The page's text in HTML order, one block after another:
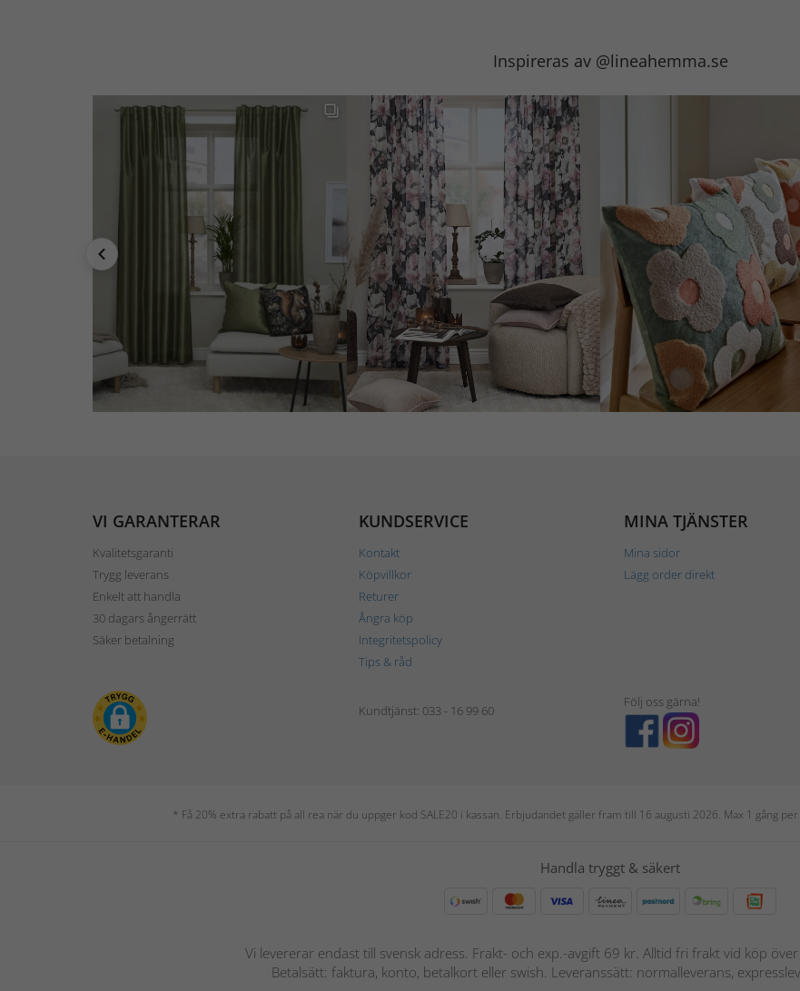
Inspireras av @lineahemma.se
VI GARANTERAR
Kvalitetsgaranti
Trygg leverans
Enkelt att handla
30 dagars ångerrätt
Säker betalning
KUNDSERVICE
Kontakt
Köpvillkor
Returer
Ångra köp
Integritetspolicy
Tips & råd
MINA TJÄNSTER
Mina sidor
Lägg order direkt
Kundtjänst: 033 - 16 99 60
Följ oss gärna!
* Få 20% extra rabatt på all rea när du uppger kod SALE20 i kassan. Erbjudandet gäller fram till 16 augusti 2026. Max 1 gång
Handla tryggt & säkert
Vi levererar endast till svensk adress. Frakt- och exp.-avgift 69 kr. Alltid fri frakt vid köp
Betalsätt: faktura, konto, betalkort eller swish. Leveranssätt: normalleverans,